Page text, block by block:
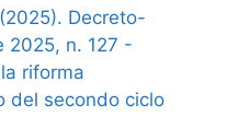
Decreto-
2025, n. 127 -
riforma
del secondo ciclo